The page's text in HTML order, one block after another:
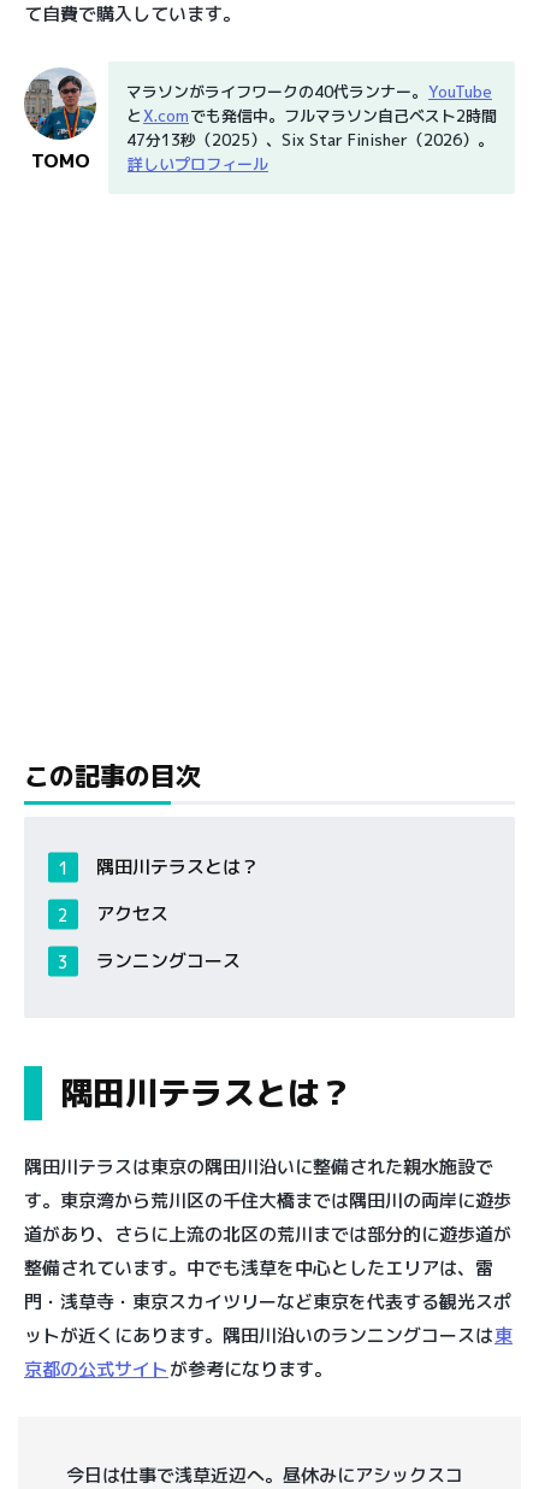
て自費で購入しています。
マラソンがライフワークの40代ランナー。 YouTube
とX.comでも発信中。フルマラソン自己ベスト2時間
47分13秒（2025）、Six Star Finisher（2026）。
詳しいプロフィール
TOMO
この記事の目次
隅田川テラスとは？
アクセス
ランニングコース
隅田川テラスとは？
隅田川テラスは東京の隅田川沿いに整備された親水施設で
す。東京湾から荒川区の千住大橋までは隅田川の両岸に遊歩
道があり、さらに上流の北区の荒川までは部分的に遊歩道が
整備されています。中でも浅草を中心としたエリアは、雷
門・浅草寺・東京スカイツリーなど東京を代表する観光スポ
ットが近くにあります。隅田川沿いのランニングコースは東
京都の公式サイトが参考になります。
今日は仕事で浅草近辺へ。昼休みにアシックスコ